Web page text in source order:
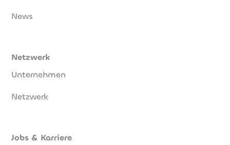
News
Netzwerk
Unternehmen
Netzwerk
Jobs & Karriere